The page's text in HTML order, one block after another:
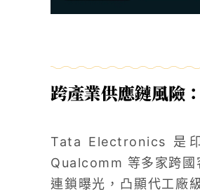
跨產業供應鏈風險
Tata Electronics 是
Qualcomm 等多家跨國
連鎖曝光，凸顯代工廠